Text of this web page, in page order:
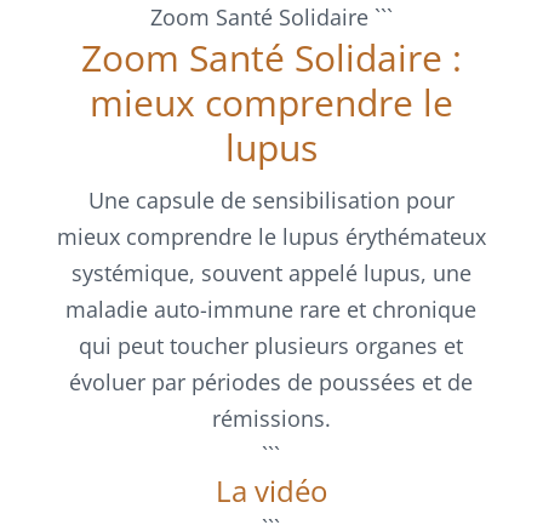
Zoom Santé Solidaire```
Zoom Santé Solidaire :
mieux comprendre le
lupus
Une capsule de sensibilisation pour
mieux comprendre le lupus érythémateux
systémique, souvent appelé lupus, une
maladie auto-immune rare et chronique
qui peut toucher plusieurs organes et
évoluer par périodes de poussées et de
rémissions.
```
La vidéo